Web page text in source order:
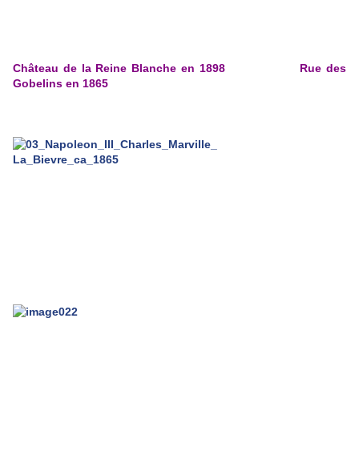
Château de la Reine Blanche en 1898 Rue des
Gobelins en 1865